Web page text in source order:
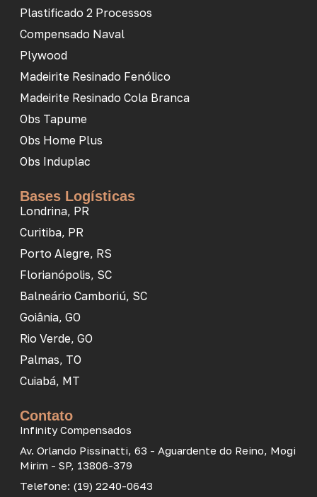
Plastificado 2 Processos
Compensado Naval
Plywood
Madeirite Resinado Fenólico
Madeirite Resinado Cola Branca
Obs Tapume
Obs Home Plus
Obs Induplac
Bases Logísticas
Londrina, PR
Curitiba, PR
Porto Alegre, RS
Florianópolis, SC
Balneário Camboriú, SC
Goiânia, GO
Rio Verde, GO
Palmas, TO
Cuiabá, MT
Contato
Infinity Compensados
Av. Orlando Pissinatti, 63 - Aguardente do Reino, Mogi
Mirim - SP, 13806-379
Telefone: (19) 2240-0643